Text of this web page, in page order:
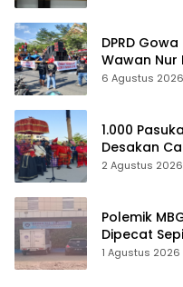
DPRD
Wawan Nur
6 Agustus 2026
1.000
Desakan
2 Agustus 2026
Polemik
Dipecat
1 Agustus 2026